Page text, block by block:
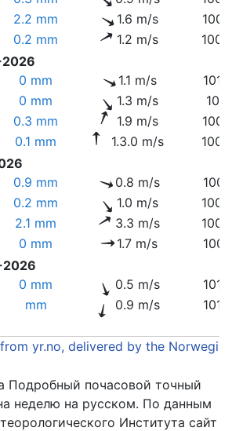
2.2 mm 1.6 m/s
0.2 mm 1.2 m/s
0 mm 1.1 m/s
0 mm 1.3 m/s
0.3 mm 1.9 m/s
0.1 mm 1.3.0 m/s
0.9 mm 0.8 m/s
0.2 mm 1.0 m/s
2.1 mm 3.3 m/s
0 mm 1.7 m/s
2026
0 mm 0.5 m/s
mm 0.9 m/s
yr.no, delivered by the
Подробный почасовой точный
неделю на русском. По данным
Института сайт